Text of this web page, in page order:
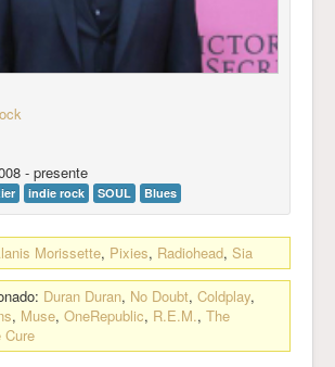
- presente
indie rock SOUL Blues
Morissette, Pixies, Radiohead, Sia
Duran Duran, No Doubt, Coldplay,
, Muse, OneRepublic, R.E.M., The
Cure